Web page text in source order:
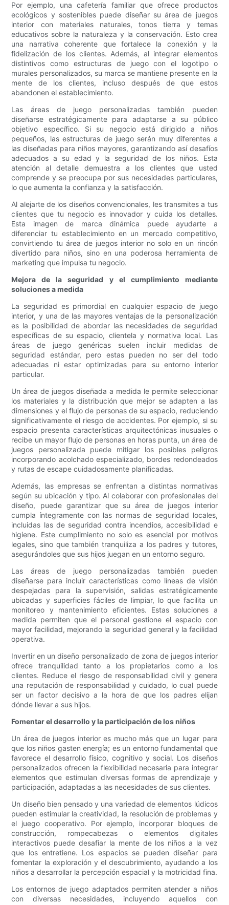
Por ejemplo, una cafetería familiar que ofrece productos
ecológicos y sostenibles puede diseñar su área de juegos
interior con materiales naturales, tonos tierra y temas
educativos sobre la naturaleza y la conservación. Esto crea
una narrativa coherente que fortalece la conexión y la
fidelización de los clientes. Además, al integrar elementos
distintivos como estructuras de juego con el logotipo o
murales personalizados, su marca se mantiene presente en la
mente de los clientes, incluso después de que estos
abandonen el establecimiento.
Las áreas de juego personalizadas también pueden
diseñarse estratégicamente para adaptarse a su público
objetivo específico. Si su negocio está dirigido a niños
pequeños, las estructuras de juego serán muy diferentes a
las diseñadas para niños mayores, garantizando así desafíos
adecuados a su edad y la seguridad de los niños. Esta
atención al detalle demuestra a los clientes que usted
comprende y se preocupa por sus necesidades particulares,
lo que aumenta la confianza y la satisfacción.
Al alejarte de los diseños convencionales, les transmites a tus
clientes que tu negocio es innovador y cuida los detalles.
Esta imagen de marca dinámica puede ayudarte a
diferenciar tu establecimiento en un mercado competitivo,
convirtiendo tu área de juegos interior no solo en un rincón
divertido para niños, sino en una poderosa herramienta de
marketing que impulsa tu negocio.
Mejora de la seguridad y el cumplimiento mediante
soluciones a medida
La seguridad es primordial en cualquier espacio de juego
interior, y una de las mayores ventajas de la personalización
es la posibilidad de abordar las necesidades de seguridad
específicas de su espacio, clientela y normativa local. Las
áreas de juego genéricas suelen incluir medidas de
seguridad estándar, pero estas pueden no ser del todo
adecuadas ni estar optimizadas para su entorno interior
particular.
Un área de juegos diseñada a medida le permite seleccionar
los materiales y la distribución que mejor se adapten a las
dimensiones y el flujo de personas de su espacio, reduciendo
significativamente el riesgo de accidentes. Por ejemplo, si su
espacio presenta características arquitectónicas inusuales o
recibe un mayor flujo de personas en horas punta, un área de
juegos personalizada puede mitigar los posibles peligros
incorporando acolchado especializado, bordes redondeados
y rutas de escape cuidadosamente planificadas.
Además, las empresas se enfrentan a distintas normativas
según su ubicación y tipo. Al colaborar con profesionales del
diseño, puede garantizar que su área de juegos interior
cumpla íntegramente con las normas de seguridad locales,
incluidas las de seguridad contra incendios, accesibilidad e
higiene. Este cumplimiento no solo es esencial por motivos
legales, sino que también tranquiliza a los padres y tutores,
asegurándoles que sus hijos juegan en un entorno seguro.
Las áreas de juego personalizadas también pueden
diseñarse para incluir características como líneas de visión
despejadas para la supervisión, salidas estratégicamente
ubicadas y superficies fáciles de limpiar, lo que facilita un
monitoreo y mantenimiento eficientes. Estas soluciones a
medida permiten que el personal gestione el espacio con
mayor facilidad, mejorando la seguridad general y la facilidad
operativa.
Invertir en un diseño personalizado de zona de juegos interior
ofrece tranquilidad tanto a los propietarios como a los
clientes. Reduce el riesgo de responsabilidad civil y genera
una reputación de responsabilidad y cuidado, lo cual puede
ser un factor decisivo a la hora de que los padres elijan
dónde llevar a sus hijos.
Fomentar el desarrollo y la participación de los niños
Un área de juegos interior es mucho más que un lugar para
que los niños gasten energía; es un entorno fundamental que
favorece el desarrollo físico, cognitivo y social. Los diseños
personalizados ofrecen la flexibilidad necesaria para integrar
elementos que estimulan diversas formas de aprendizaje y
participación, adaptadas a las necesidades de sus clientes.
Un diseño bien pensado y una variedad de elementos lúdicos
pueden estimular la creatividad, la resolución de problemas y
el juego cooperativo. Por ejemplo, incorporar bloques de
construcción, rompecabezas o elementos digitales
interactivos puede desafiar la mente de los niños a la vez
que los entretiene. Los espacios se pueden diseñar para
fomentar la exploración y el descubrimiento, ayudando a los
niños a desarrollar la percepción espacial y la motricidad fina.
Los entornos de juego adaptados permiten atender a niños
con diversas necesidades, incluyendo aquellos con